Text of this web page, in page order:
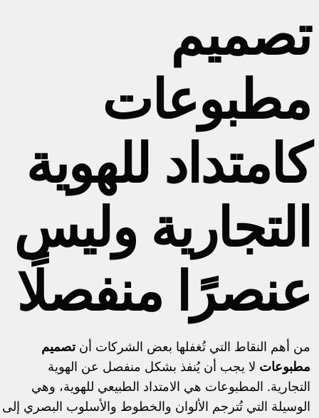
تصميم
مطبوعات
كامتداد للهوية
التجارية وليس
عنصرًا منفصلًا
من أهم النقاط التي تُغفلها بعض الشركات أنتصميم
مطبوعات لا يجب أن يُنفذ بشكل منفصل عن الهوية
التجارية. المطبوعات هي الامتداد الطبيعي للهوية، وهي
الوسيلة التي تُترجم الألوان والخطوط والأسلوب البصري إلى